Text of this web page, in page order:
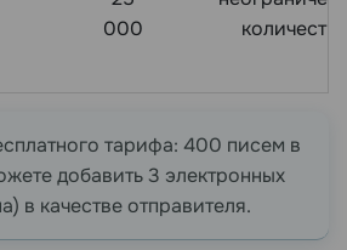
000
тарифа: 400 писем в
добавить 3 электронных
в качестве отправителя.